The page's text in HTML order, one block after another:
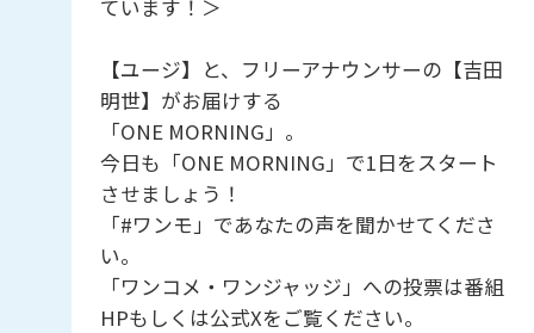
ています！＞
【ユージ】と、フリーアナウンサーの【吉田
明世】がお届けする
「ONE MORNING」。
今日も「ONE MORNING」で1日をスタート
させましょう！
「#ワンモ」であなたの声を聞かせてくださ
い。
「ワンコメ・ワンジャッジ」への投票は番組
HPもしくは公式Xをご覧ください。